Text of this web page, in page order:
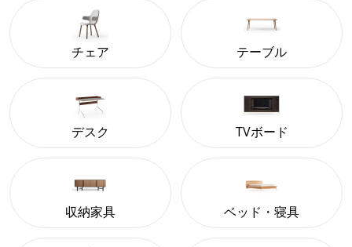
チェア テーブル
デスク TVボード
収納家具 ベッド・寝具